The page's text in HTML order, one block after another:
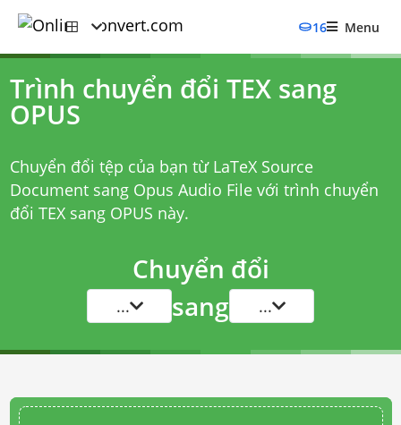
16 Menu
Trình chuyển đổi TEX sang
OPUS
Chuyển đổi tệp của bạn từ LaTeX Source
Document sang Opus Audio File với trình chuyển
đổi TEX sang OPUS này.
Chuyển đổi
... sang ...